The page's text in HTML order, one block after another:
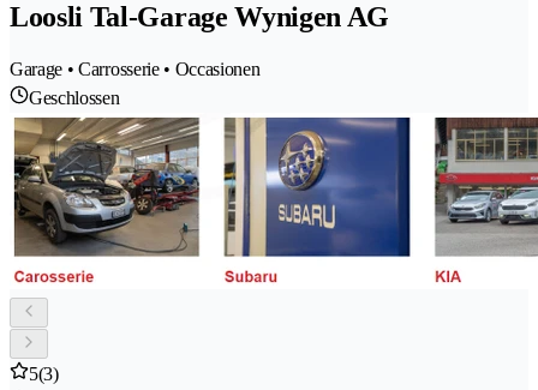
Loosli Tal-Garage Wynigen AG
Garage • Carrosserie • Occasionen
Geschlossen
5(3)